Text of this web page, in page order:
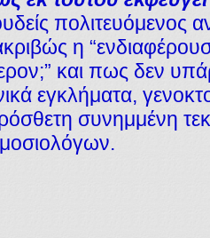
πολιτευόμενος
η
και πως δεν
εγκλήματα,
συνημμένη